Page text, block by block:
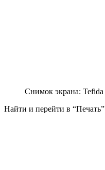
Снимок экрана: Tefida
Найти и перейти в “Печать”